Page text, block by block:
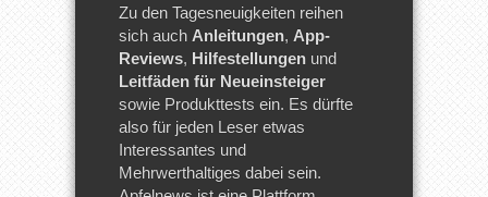
Zu den Tagesneuigkeiten reihen
sich auch Anleitungen, App-
Reviews, Hilfestellungen und
Leitfäden für Neueinsteiger
sowie Produkttests ein. Es dürfte
also für jeden Leser etwas
Interessantes und
Mehrwerthaltiges dabei sein.